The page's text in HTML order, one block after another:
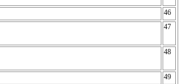
46
47
48
49